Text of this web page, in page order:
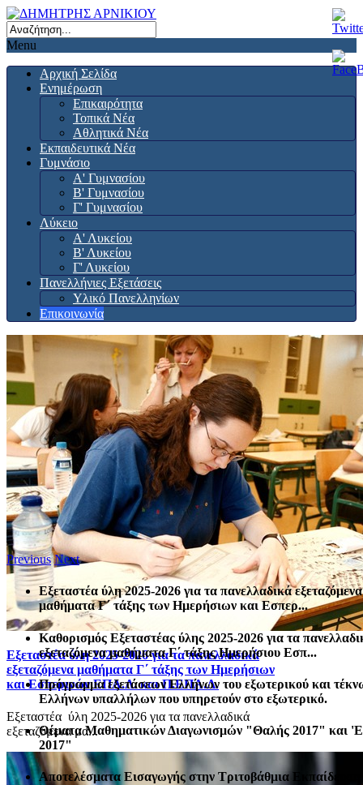
Menu
Αρχική Σελίδα
Ενημέρωση
Επικαιρότητα
Τοπικά Νέα
Αθλητικά Νέα
Εκπαιδευτικά Νέα
Γυμνάσιο
Α' Γυμνασίου
Β' Γυμνασίου
Γ' Γυμνασίου
Λύκειο
Α' Λυκείου
Β' Λυκείου
Γ' Λυκείου
Πανελλήνιες Εξετάσεις
Υλικό Πανελληνίων
Επικοινωνία
Εξεταστέα ύλη 2025-2026 για τα πανελλαδικά
εξεταζόμενα μαθήματα Γ΄ τάξης των Ημερήσιων
και Εσπερινών ΕΠΑ.Λ. και Π.ΕΠΑ.Λ.
Εξεταστέα ύλη 2025-2026 για τα πανελλαδικά
εξεταζόμενα μα...
Previous Next
Εξεταστέα ύλη 2025-2026 για τα πανελλαδικά εξεταζόμενα
μαθήματα Γ΄ τάξης των Ημερήσιων και Εσπερ...
Καθορισμός Eξεταστέας ύλης 2025-2026 για τα
εξεταζόμενα μαθήματα Γ΄ τάξης Ημερήσιου Εσπ...
Πρόγραμμα εξετάσεων Ελλήνων του εξωτερικού και
Ελλήνων υπαλλήλων που υπηρετούν στο εξωτερικό.
Θέματα Μαθηματικών Διαγωνισμών "Θαλής 2017" και
2017"
Αποτελέσματα Εισαγωγής στην Τριτοβάθμια Εκπαίδευση